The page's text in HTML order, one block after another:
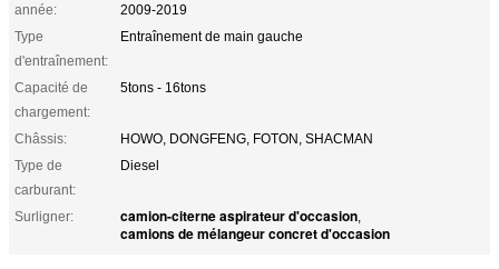
année:
2009-2019
Type
d'entraînement:
Entraînement de main gauche
Capacité de
chargement:
5tons - 16tons
Châssis:
HOWO, DONGFENG, FOTON, SHACMAN
Type de
carburant:
Diesel
Surligner: camion-citerne aspirateur d'occasion,
camions de mélangeur concret d'occasion